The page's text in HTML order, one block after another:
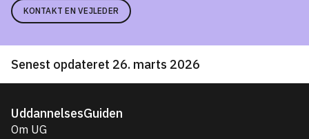
KONTAKT EN VEJLEDER
Senest opdateret 26. marts 2026
UddannelsesGuiden
Om UG